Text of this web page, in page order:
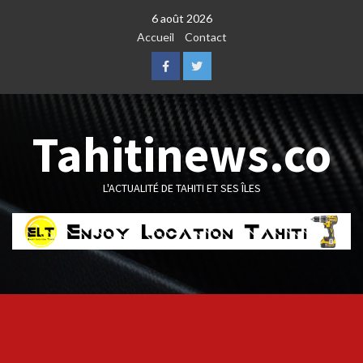
6 août 2026
Accueil
Contact
FacebookTwitter
Tahitinews.co
L'ACTUALITÉ DE TAHITI ET SES ÎLES